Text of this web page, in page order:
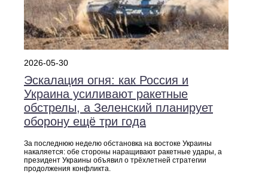
2026-05-30
Эскалация огня: как Россия и
Украина усиливают ракетные
обстрелы, а Зеленский планирует
оборону ещё три года
За последнюю неделю обстановка на востоке Украины
накаляется: обе стороны наращивают ракетные удары, а
президент Украины объявил о трёхлетней стратегии
продолжения конфликта.